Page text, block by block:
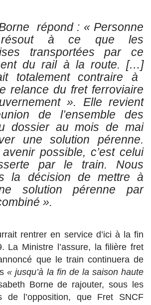
répond : « Personne
à ce que les
transportées par ce
du rail à la route. […]
totalement contraire à
relance du fret ferroviaire
». Elle revient
de l’ensemble des
dossier au mois de mai
une solution pérenne.
possible, c’est celui
par le train. Nous
la décision de mettre à
solution pérenne par
».
rentrer en service d’ici à la fin
La Ministre l’assure, la filière fret
que le train continuera de
« jusqu’à la fin de la saison haute
Borne de rajouter, sous les
de l’opposition, que Fret SNCF